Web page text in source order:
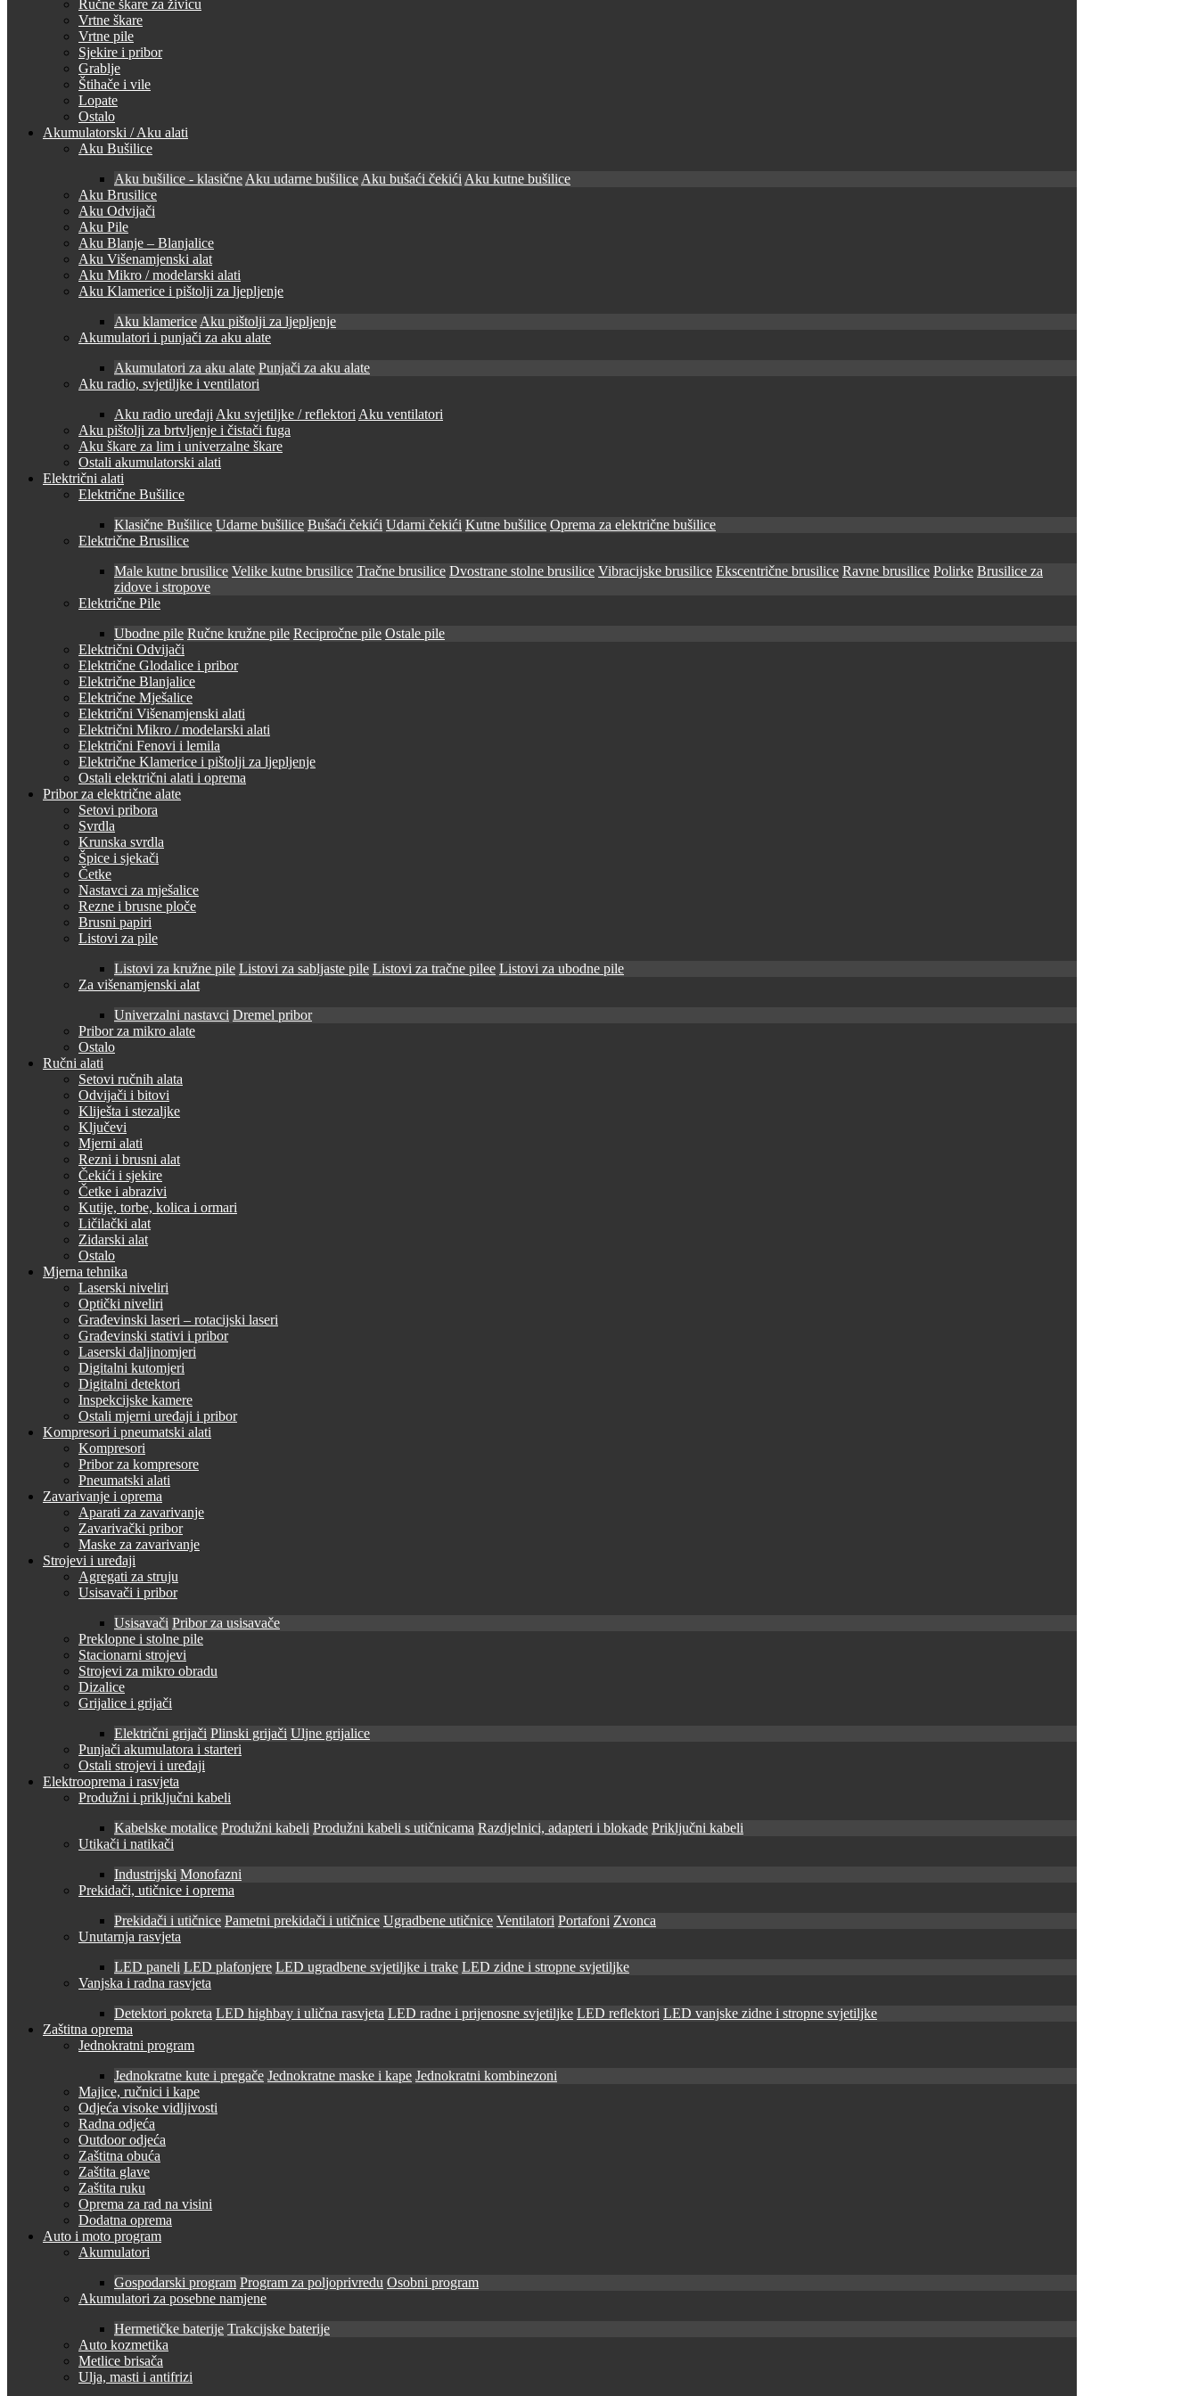
Ručne škare za živicu
Vrtne škare
Vrtne pile
Sjekire i pribor
Grablje
Štihače i vile
Lopate
Ostalo
Akumulatorski / Aku alati
Aku Bušilice
Aku bušilice - klasične Aku udarne bušilice Aku bušaći čekići Aku kutne bušilice
Aku Brusilice
Aku Odvijači
Aku Pile
Aku Blanje – Blanjalice
Aku Višenamjenski alat
Aku Mikro / modelarski alati
Aku Klamerice i pištolji za ljepljenje
Aku klamerice Aku pištolji za ljepljenje
Akumulatori i punjači za aku alate
Akumulatori za aku alate Punjači za aku alate
Aku radio, svjetiljke i ventilatori
Aku radio uređaji Aku svjetiljke / reflektori Aku ventilatori
Aku pištolji za brtvljenje i čistači fuga
Aku škare za lim i univerzalne škare
Ostali akumulatorski alati
Električni alati
Električne Bušilice
Klasične Bušilice Udarne bušilice Bušaći čekići Udarni čekići Kutne bušilice Oprema za električne bušilice
Električne Brusilice
Male kutne brusilice Velike kutne brusilice Tračne brusilice Dvostrane stolne brusilice Vibracijske brusilice Ekscentrične brusilice Ravne brusilice Polirke Brusilice za
zidove i stropove
Električne Pile
Ubodne pile Ručne kružne pile Recipročne pile Ostale pile
Električni Odvijači
Električne Glodalice i pribor
Električne Blanjalice
Električne Mješalice
Električni Višenamjenski alati
Električni Mikro / modelarski alati
Električni Fenovi i lemila
Električne Klamerice i pištolji za ljepljenje
Ostali električni alati i oprema
Pribor za električne alate
Setovi pribora
Svrdla
Krunska svrdla
Špice i sjekači
Četke
Nastavci za mješalice
Rezne i brusne ploče
Brusni papiri
Listovi za pile
Listovi za kružne pile Listovi za sabljaste pile Listovi za tračne pilee Listovi za ubodne pile
Za višenamjenski alat
Univerzalni nastavci Dremel pribor
Pribor za mikro alate
Ostalo
Ručni alati
Setovi ručnih alata
Odvijači i bitovi
Kliješta i stezaljke
Ključevi
Mjerni alati
Rezni i brusni alat
Čekići i sjekire
Četke i abrazivi
Kutije, torbe, kolica i ormari
Ličilački alat
Zidarski alat
Ostalo
Mjerna tehnika
Laserski niveliri
Optički niveliri
Građevinski laseri – rotacijski laseri
Građevinski stativi i pribor
Laserski daljinomjeri
Digitalni kutomjeri
Digitalni detektori
Inspekcijske kamere
Ostali mjerni uređaji i pribor
Kompresori i pneumatski alati
Kompresori
Pribor za kompresore
Pneumatski alati
Zavarivanje i oprema
Aparati za zavarivanje
Zavarivački pribor
Maske za zavarivanje
Strojevi i uređaji
Agregati za struju
Usisavači i pribor
Usisavači Pribor za usisavače
Preklopne i stolne pile
Stacionarni strojevi
Strojevi za mikro obradu
Dizalice
Grijalice i grijači
Električni grijači Plinski grijači Uljne grijalice
Punjači akumulatora i starteri
Ostali strojevi i uređaji
Elektrooprema i rasvjeta
Produžni i priključni kabeli
Kabelske motalice Produžni kabeli Produžni kabeli s utičnicama Razdjelnici, adapteri i blokade Priključni kabeli
Utikači i natikači
Industrijski Monofazni
Prekidači, utičnice i oprema
Prekidači i utičnice Pametni prekidači i utičnice Ugradbene utičnice Ventilatori Portafoni Zvonca
Unutarnja rasvjeta
LED paneli LED plafonjere LED ugradbene svjetiljke i trake LED zidne i stropne svjetiljke
Vanjska i radna rasvjeta
Detektori pokreta LED highbay i ulična rasvjeta LED radne i prijenosne svjetiljke LED reflektori LED vanjske zidne i stropne svjetiljke
Zaštitna oprema
Jednokratni program
Jednokratne kute i pregače Jednokratne maske i kape Jednokratni kombinezoni
Majice, ručnici i kape
Odjeća visoke vidljivosti
Radna odjeća
Outdoor odjeća
Zaštitna obuća
Zaštita glave
Zaštita ruku
Oprema za rad na visini
Dodatna oprema
Auto i moto program
Akumulatori
Gospodarski program Program za poljoprivredu Osobni program
Akumulatori za posebne namjene
Hermetičke baterije Trakcijske baterije
Auto kozmetika
Metlice brisača
Ulja, masti i antifrizi